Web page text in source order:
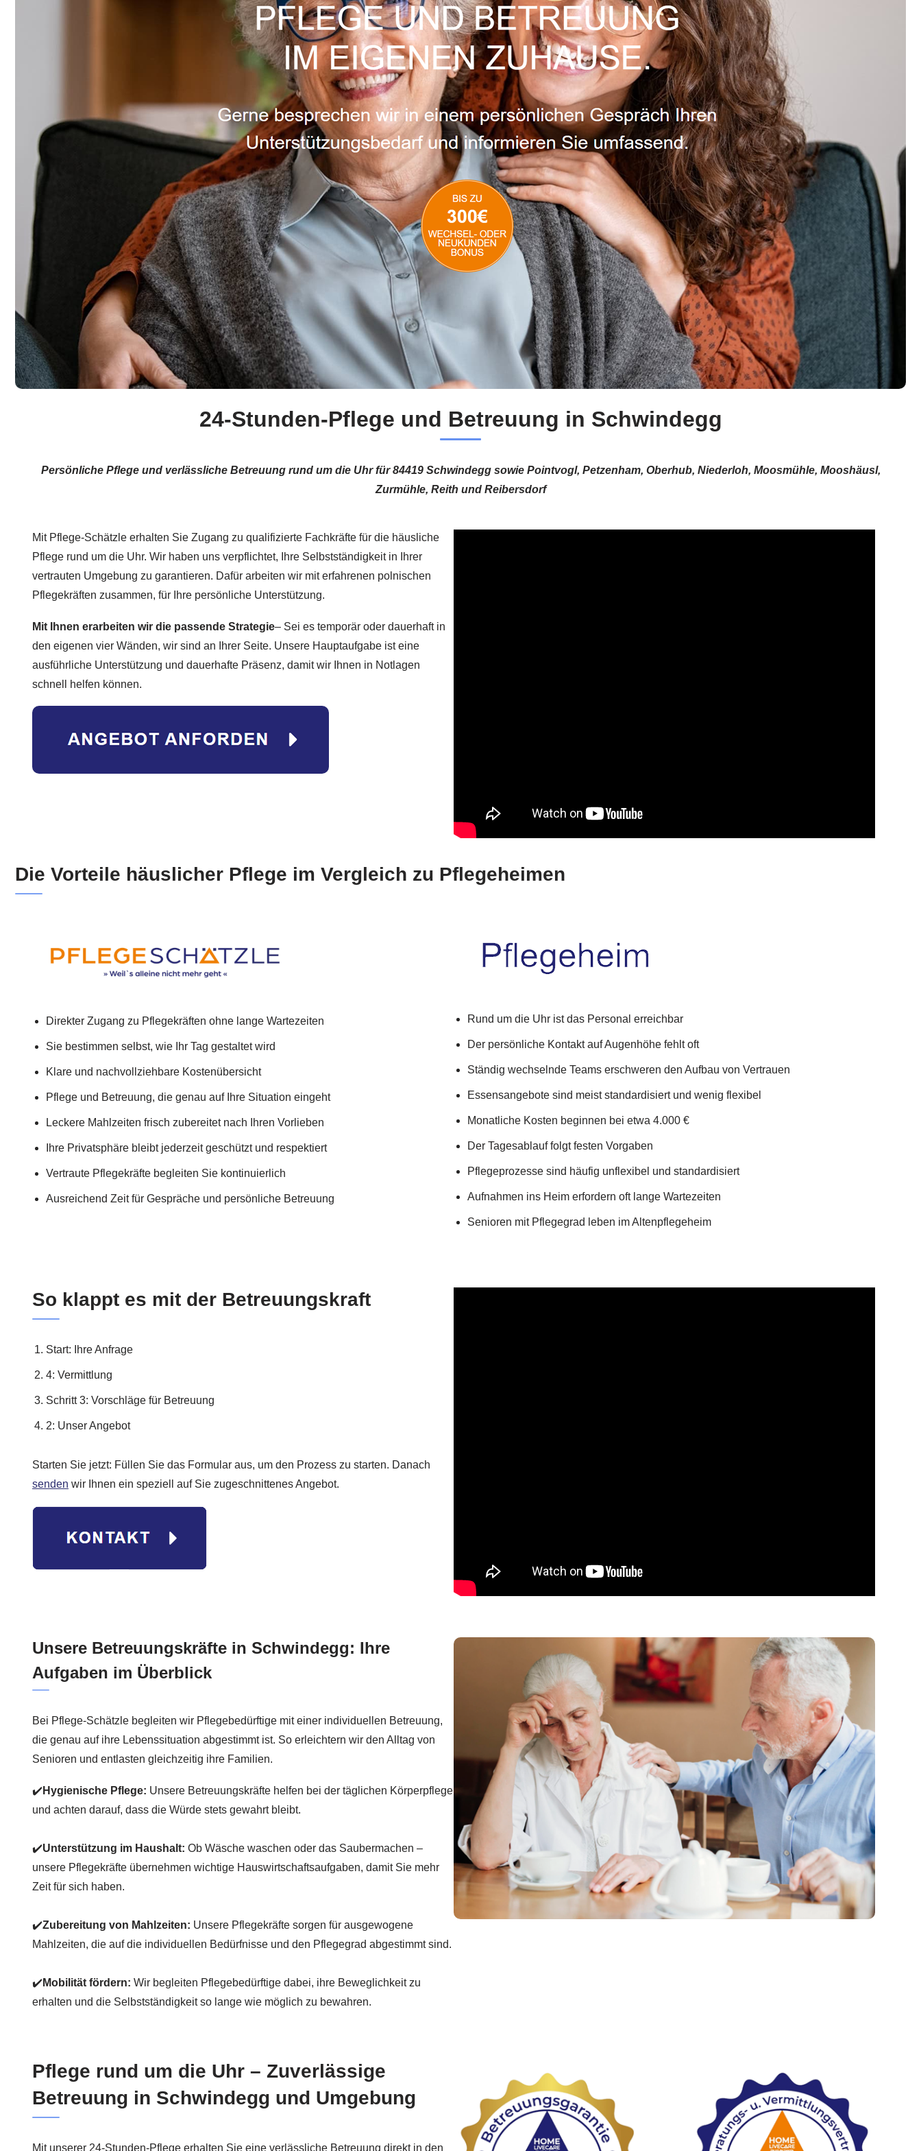
24-Stunden-Pflege und Betreuung in Schwindegg
Persönliche Pflege und verlässliche Betreuung rund um die Uhr für 84419 Schwindegg sowie Pointvogl, Petzenham, Oberhub, Niederloh, Moosmühle, Mooshäusl,
Zurmühle, Reith und Reibersdorf
Mit Pflege-Schätzle erhalten Sie Zugang zu qualifizierte Fachkräfte für die häusliche
Pflege rund um die Uhr. Wir haben uns verpflichtet, Ihre Selbstständigkeit in Ihrer
vertrauten Umgebung zu garantieren. Dafür arbeiten wir mit erfahrenen polnischen
Pflegekräften zusammen, für Ihre persönliche Unterstützung.
Mit Ihnen erarbeiten wir die passende Strategie– Sei es temporär oder dauerhaft in
den eigenen vier Wänden, wir sind an Ihrer Seite. Unsere Hauptaufgabe ist eine
ausführliche Unterstützung und dauerhafte Präsenz, damit wir Ihnen in Notlagen
schnell helfen können.
Die Vorteile häuslicher Pflege im Vergleich zu Pflegeheimen
Direkter Zugang zu Pflegekräften ohne lange Wartezeiten
Sie bestimmen selbst, wie Ihr Tag gestaltet wird
Klare und nachvollziehbare Kostenübersicht
Pflege und Betreuung, die genau auf Ihre Situation eingeht
Leckere Mahlzeiten frisch zubereitet nach Ihren Vorlieben
Ihre Privatsphäre bleibt jederzeit geschützt und respektiert
Vertraute Pflegekräfte begleiten Sie kontinuierlich
Ausreichend Zeit für Gespräche und persönliche Betreuung
Rund um die Uhr ist das Personal erreichbar
Der persönliche Kontakt auf Augenhöhe fehlt oft
Ständig wechselnde Teams erschweren den Aufbau von Vertrauen
Essensangebote sind meist standardisiert und wenig flexibel
Monatliche Kosten beginnen bei etwa 4.000 €
Der Tagesablauf folgt festen Vorgaben
Pflegeprozesse sind häufig unflexibel und standardisiert
Aufnahmen ins Heim erfordern oft lange Wartezeiten
Senioren mit Pflegegrad leben im Altenpflegeheim
So klappt es mit der Betreuungskraft
Start: Ihre Anfrage
4: Vermittlung
Schritt 3: Vorschläge für Betreuung
2: Unser Angebot
Starten Sie jetzt: Füllen Sie das Formular aus, um den Prozess zu starten. Danach
senden wir Ihnen ein speziell auf Sie zugeschnittenes Angebot.
Unsere Betreuungskräfte in Schwindegg: Ihre
Aufgaben im Überblick
Bei Pflege-Schätzle begleiten wir Pflegebedürftige mit einer individuellen Betreuung,
die genau auf ihre Lebenssituation abgestimmt ist. So erleichtern wir den Alltag von
Senioren und entlasten gleichzeitig ihre Familien.
✔️ Hygienische Pflege: Unsere Betreuungskräfte helfen bei der täglichen Körperpflege
und achten darauf, dass die Würde stets gewahrt bleibt.
✔️Unterstützung im Haushalt: Ob Wäsche waschen oder das Saubermachen –
unsere Pflegekräfte übernehmen wichtige Hauswirtschaftsaufgaben, damit Sie mehr
Zeit für sich haben.
✔️Zubereitung von Mahlzeiten: Unsere Pflegekräfte sorgen für ausgewogene
Mahlzeiten, die auf die individuellen Bedürfnisse und den Pflegegrad abgestimmt sind.
✔️ Mobilität fördern: Wir begleiten Pflegebedürftige dabei, ihre Beweglichkeit zu
erhalten und die Selbstständigkeit so lange wie möglich zu bewahren.
Pflege rund um die Uhr – Zuverlässige
Betreuung in Schwindegg und Umgebung
Mit unserer 24-Stunden-Pflege erhalten Sie eine verlässliche Betreuung direkt in den